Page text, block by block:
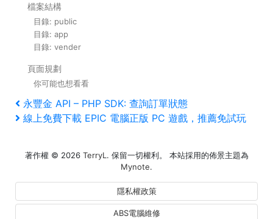
檔案結構
目錄: public
目錄: app
目錄: vender
頁面規劃
你可能也想看看
文
章
導
覽
上
一
章
永豐金 API – PHP SDK: 查詢訂單狀態
下
文
線上免費下載 EPIC 電腦正版 PC 遊戲，推薦免試玩
著作權 © 2026 TerryL . 保留一切權利。 本站採用的佈景主題為
Mynote.
隱私權政策
ABS電腦維修